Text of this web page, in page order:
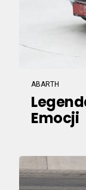
ABARTH
Emocji